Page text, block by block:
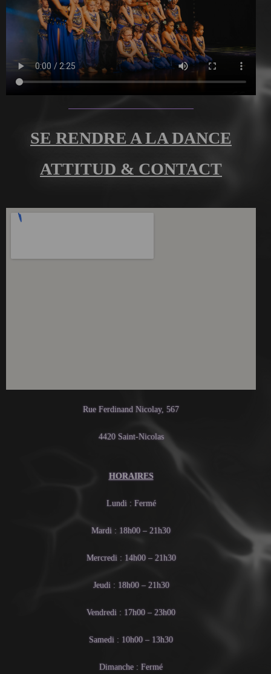
SE RENDRE A LA DANCE
ATTITUD & CONTACT
Rue Ferdinand Nicolay, 567
4420 Saint-Nicolas
HORAIRES
Lundi : Fermé
Mardi : 18h00 – 21h30
Mercredi : 14h00 – 21h30
Jeudi : 18h00 – 21h30
Vendredi : 17h00 – 23h00
Samedi : 10h00 – 13h30
Dimanche : Fermé